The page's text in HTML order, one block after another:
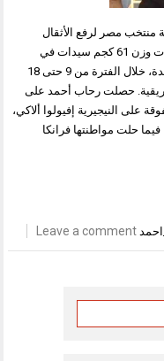
منتخب مصر لرفع الأثقال
البارالمبي، في التتويج بالميدالية الذهبية بمنافسات وزن 61 كجم سيدات في
بطولة العالم، المقامة في العاصمة الإدارية الجديدة، خلال الفترة من 9 حتى 18
حصلت رحاب أحمد على
تمكنت من رفع 131 كجم، متفوقة على النيجيرية إفيولوا ألاكي،
الثاني بعد رفعها 128 كجم، فيما حلت مواطنتها فرانكا
Leave a comment